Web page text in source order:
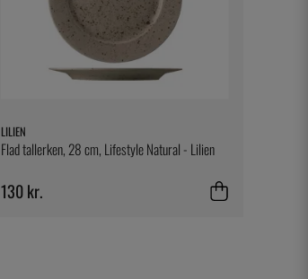
LILIEN
Flad tallerken, 28 cm, Lifestyle Natural - Lilien
130 kr.